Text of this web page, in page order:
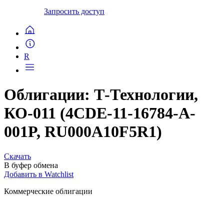
Запросить доступ
R
Облигации: Т-Технологии,
КО-011 (4CDE-11-16784-A-
001P, RU000A10F5R1)
Скачать
В буфер обмена
Добавить в Watchlist
Коммерческие облигации